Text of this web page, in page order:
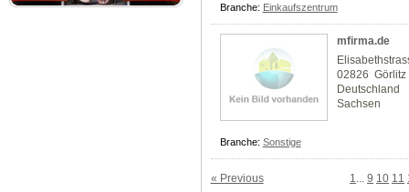
Branche: Einkaufszentrum
mfirma.de
02826 Görlitz
Deutschland
Sachsen
Branche: Sonstige
« Previous 1 9 10 11